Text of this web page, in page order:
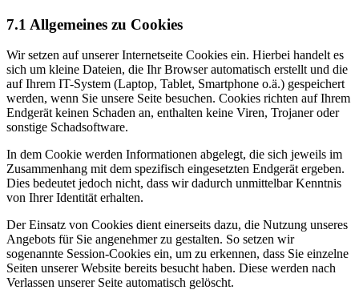
7.1 Allgemeines zu Cookies
Wir setzen auf unserer Internetseite Cookies ein. Hierbei handelt es
sich um kleine Dateien, die Ihr Browser automatisch erstellt und die
auf Ihrem IT-System (Laptop, Tablet, Smartphone o.ä.) gespeichert
werden, wenn Sie unsere Seite besuchen. Cookies richten auf Ihrem
Endgerät keinen Schaden an, enthalten keine Viren, Trojaner oder
sonstige Schadsoftware.
In dem Cookie werden Informationen abgelegt, die sich jeweils im
Zusammenhang mit dem spezifisch eingesetzten Endgerät ergeben.
Dies bedeutet jedoch nicht, dass wir dadurch unmittelbar Kenntnis
von Ihrer Identität erhalten.
Der Einsatz von Cookies dient einerseits dazu, die Nutzung unseres
Angebots für Sie angenehmer zu gestalten. So setzen wir
sogenannte Session-Cookies ein, um zu erkennen, dass Sie einzelne
Seiten unserer Website bereits besucht haben. Diese werden nach
Verlassen unserer Seite automatisch gelöscht.